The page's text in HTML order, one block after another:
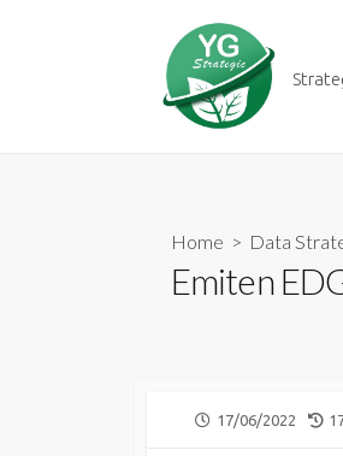
Home > Data
Emiten
PUBLISHED
17/06/2022